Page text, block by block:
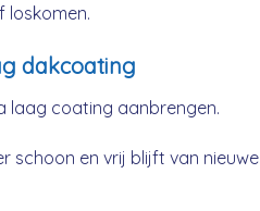
loskomen.
dakcoating
laag coating aanbrengen.
schoon en vrij blijft van nieuwe